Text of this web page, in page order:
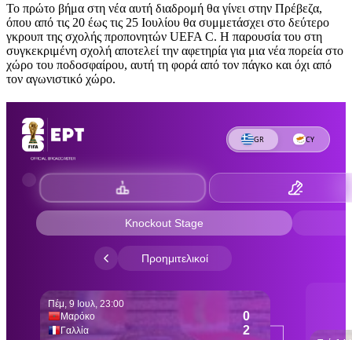
Το πρώτο βήμα στη νέα αυτή διαδρομή θα γίνει στην Πρέβεζα,
όπου από τις 20 έως τις 25 Ιουλίου θα συμμετάσχει στο δεύτερο
γκρουπ της σχολής προπονητών UEFA C. Η παρουσία του στη
συγκεκριμένη σχολή αποτελεί την αφετηρία για μια νέα πορεία στο
χώρο του ποδοσφαίρου, αυτή τη φορά από τον πάγκο και όχι από
τον αγωνιστικό χώρο.